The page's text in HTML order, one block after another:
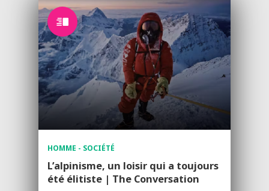
HOMME - SOCIÉTÉ
L’alpinisme, un loisir qui a toujours
été élitiste | The Conversation